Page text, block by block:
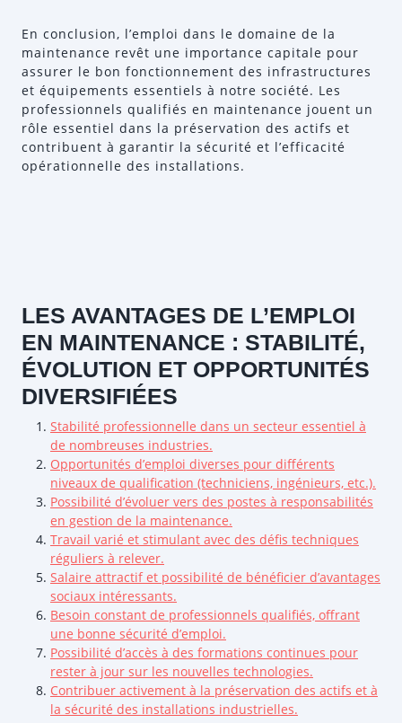
En conclusion, l’emploi dans le domaine de la
maintenance revêt une importance capitale pour
assurer le bon fonctionnement des infrastructures
et équipements essentiels à notre société. Les
professionnels qualifiés en maintenance jouent un
rôle essentiel dans la préservation des actifs et
contribuent à garantir la sécurité et l’efficacité
opérationnelle des installations.
LES AVANTAGES DE L’EMPLOI
EN MAINTENANCE : STABILITÉ,
ÉVOLUTION ET OPPORTUNITÉS
DIVERSIFIÉES
Stabilité professionnelle dans un secteur essentiel à
de nombreuses industries.
Opportunités d’emploi diverses pour différents
niveaux de qualification (techniciens, ingénieurs, etc.).
Possibilité d’évoluer vers des postes à responsabilités
en gestion de la maintenance.
Travail varié et stimulant avec des défis techniques
réguliers à relever.
Salaire attractif et possibilité de bénéficier d’avantages
sociaux intéressants.
Besoin constant de professionnels qualifiés, offrant
une bonne sécurité d’emploi.
Possibilité d’accès à des formations continues pour
rester à jour sur les nouvelles technologies.
Contribuer activement à la préservation des actifs et à
la sécurité des installations industrielles.